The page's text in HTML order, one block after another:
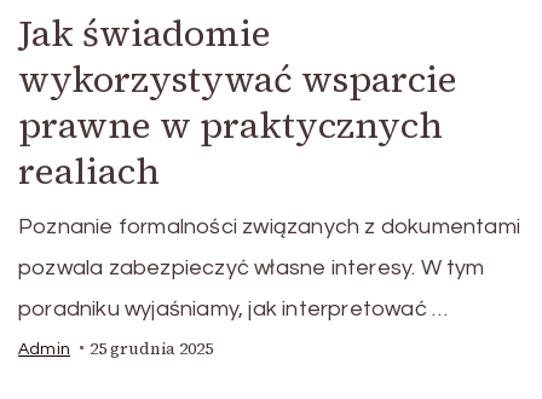
Jak świadomie
wykorzystywać wsparcie
prawne w praktycznych
realiach
Poznanie formalności związanych z dokumentami
pozwala zabezpieczyć własne interesy. W tym
poradniku wyjaśniamy, jak interpretować …
Admin 25 grudnia 2025